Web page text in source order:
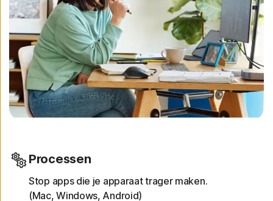
Processen
Stop apps die je apparaat trager maken.
(Mac, Windows, Android)